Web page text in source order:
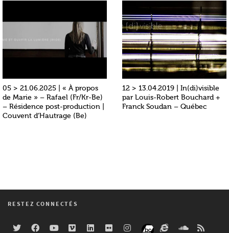
05 > 21.06.2025 | « À propos
de Marie » – Rafael (Fr/Kr-Be)
– Résidence post-production |
Couvent d’Hautrage (Be)
12 > 13.04.2019 | In(di)visible
par Louis-Robert Bouchard +
Franck Soudan – Québec
RESTEZ CONNECTÉS